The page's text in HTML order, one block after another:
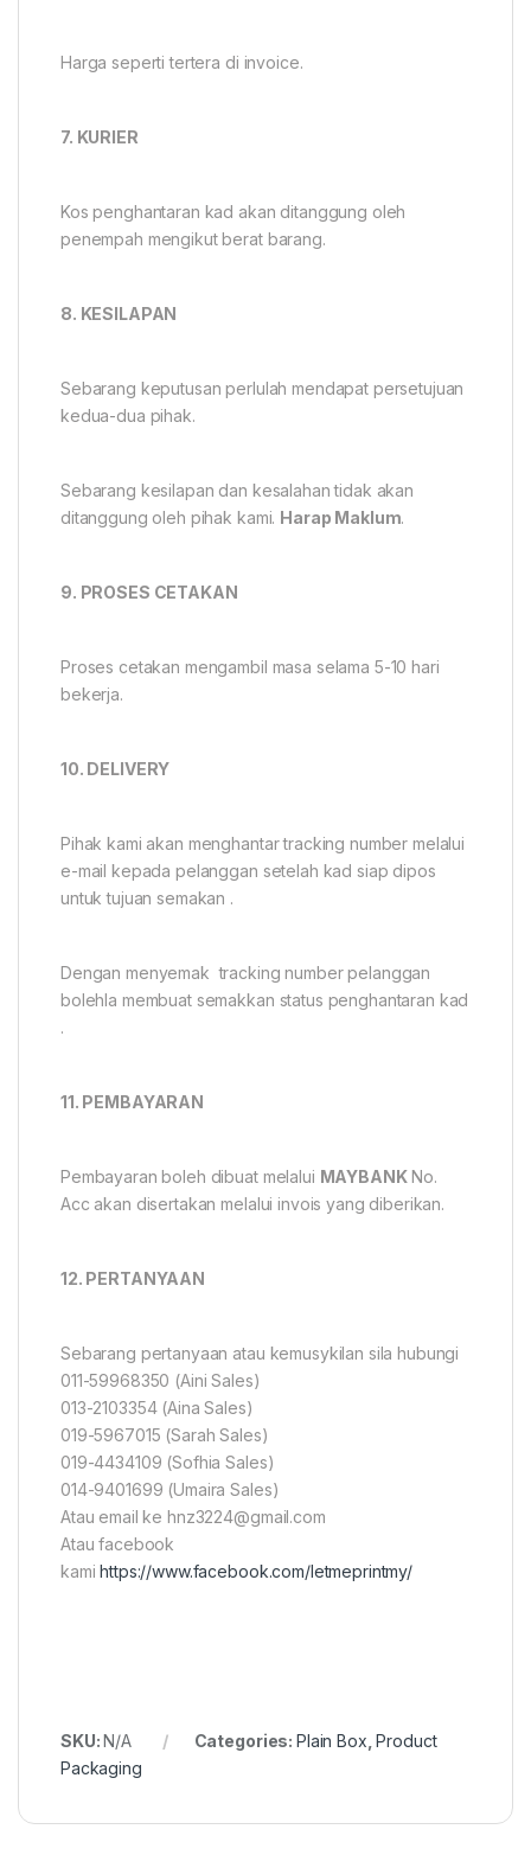
Harga seperti tertera di invoice.
7. KURIER
Kos penghantaran kad akan ditanggung oleh
penempah mengikut berat barang.
8. KESILAPAN
Sebarang keputusan perlulah mendapat persetujuan
kedua-dua pihak.
Sebarang kesilapan dan kesalahan tidak akan
ditanggung oleh pihak kami. Harap Maklum.
9. PROSES CETAKAN
Proses cetakan mengambil masa selama 5-10 hari
bekerja.
10. DELIVERY
Pihak kami akan menghantar tracking number melalui
e-mail kepada pelanggan setelah kad siap dipos
untuk tujuan semakan .
Dengan menyemak tracking number pelanggan
bolehla membuat semakkan status penghantaran kad
.
11. PEMBAYARAN
Pembayaran boleh dibuat melalui MAYBANKNo.
Acc akan disertakan melalui invois yang diberikan.
12. PERTANYAAN
Sebarang pertanyaan atau kemusykilan sila hubungi
011-59968350 (Aini Sales)
013-2103354 (Aina Sales)
019-5967015 (Sarah Sales)
019-4434109 (Sofhia Sales)
014-9401699 (Umaira Sales)
Atau email ke hnz3224@gmail.com
Atau facebook
kamihttps://www.facebook.com/letmeprintmy/
SKU:N/A Categories: Plain Box ,Product
Packaging